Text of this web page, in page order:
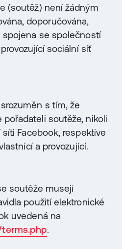
(soutěž) není žádným
doporučována,
spojena se společností
sociální síť
s tím, že
soutěže, nikoli
Facebook, respektive
a provozující.
soutěže musejí
použití elektronické
uvedená na
terms.php.